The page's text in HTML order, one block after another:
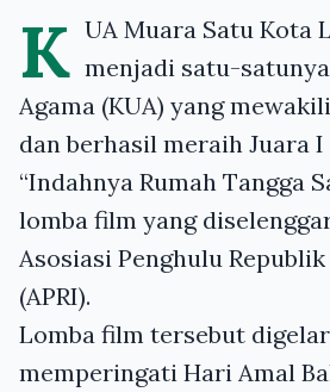
K UA Muara Satu Kota
menjadi satu-
Agama (KUA) yang
dan berhasil meraih Juara
“Indahnya Rumah Tangga
lomba film yang
Asosiasi Penghulu
(APRI).
Lomba film tersebut
memperingati Hari Amal